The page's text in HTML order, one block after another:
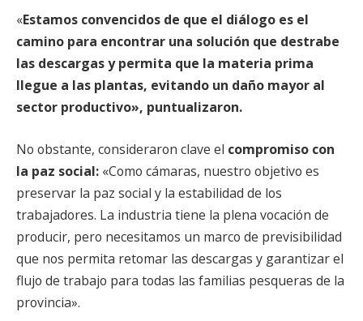
«Estamos convencidos de que el diálogo es el
camino para encontrar una solución que destrabe
las descargas y permita que la materia prima
llegue a las plantas, evitando un daño mayor al
sector productivo», puntualizaron.
No obstante, consideraron clave el compromiso con
la paz social: «Como cámaras, nuestro objetivo es
preservar la paz social y la estabilidad de los
trabajadores. La industria tiene la plena vocación de
producir, pero necesitamos un marco de previsibilidad
que nos permita retomar las descargas y garantizar el
flujo de trabajo para todas las familias pesqueras de la
provincia».